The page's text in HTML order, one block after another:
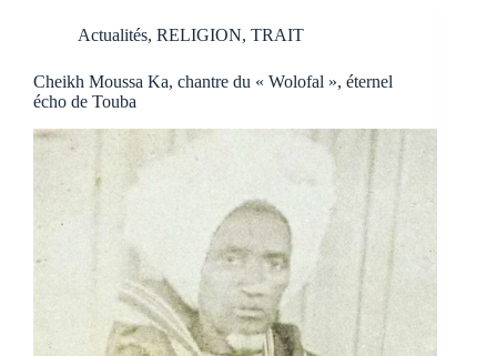
Actualités, RELIGION, TRAIT
Cheikh Moussa Ka, chantre du « Wolofal », éternel
écho de Touba